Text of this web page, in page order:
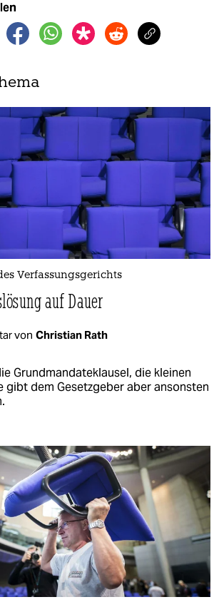
Verfassungsgerichts
auf Dauer
von Christian Rath
Grundmandateklausel, die kleinen
gibt dem Gesetzgeber aber ansonsten